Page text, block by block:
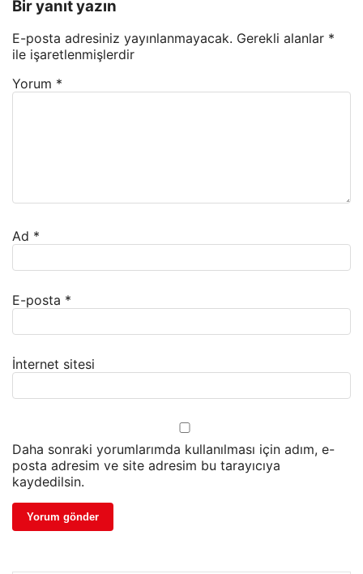
Bir yanıt yazın
E-posta adresiniz yayınlanmayacak. Gerekli alanlar *
ile işaretlenmişlerdir
Yorum *
Ad *
E-posta *
İnternet sitesi
Daha sonraki yorumlarımda kullanılması için adım, e-
posta adresim ve site adresim bu tarayıcıya
kaydedilsin.